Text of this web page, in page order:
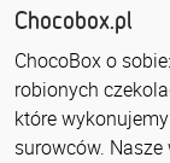
Chocobox.pl
ChocoBox o
robionych
które
surowców.